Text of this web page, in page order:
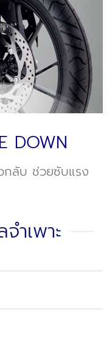
DOWN
กลับ ช่วยซับแรง
ำเพาะ